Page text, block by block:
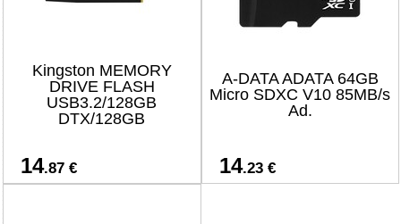
Kingston MEMORY
DRIVE FLASH
USB3.2/128GB
DTX/128GB
14.87 €
A-DATA ADATA 64GB
Micro SDXC V10 85MB/s
Ad.
14.23 €